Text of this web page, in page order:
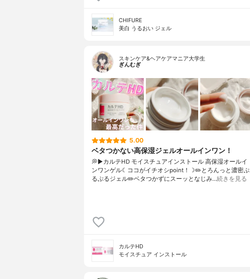
CHIFURE
美白 うるおい ジェル
スキンケア&ヘアケアマニア大学生
ぎんむぎ
5.00
ベタつかない高保湿ジェルオールインワン！
💭▶️カルテHD モイスチュアインストール 高保湿オールイ
ンワンゲル☾ココがイチオシpoint！☽✏️とろんっと濃密ぷ
るぷるジェル✏️ベタつかずにスーッとなじみ…続きを見る
カルテHD
モイスチュア インストール